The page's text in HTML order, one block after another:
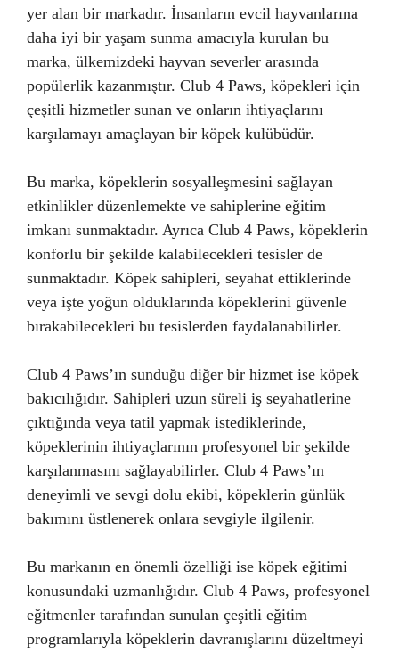
yer alan bir markadır. İnsanların evcil hayvanlarına
daha iyi bir yaşam sunma amacıyla kurulan bu
marka, ülkemizdeki hayvan severler arasında
popülerlik kazanmıştır. Club 4 Paws, köpekleri için
çeşitli hizmetler sunan ve onların ihtiyaçlarını
karşılamayı amaçlayan bir köpek kulübüdür.
Bu marka, köpeklerin sosyalleşmesini sağlayan
etkinlikler düzenlemekte ve sahiplerine eğitim
imkanı sunmaktadır. Ayrıca Club 4 Paws, köpeklerin
konforlu bir şekilde kalabilecekleri tesisler de
sunmaktadır. Köpek sahipleri, seyahat ettiklerinde
veya işte yoğun olduklarında köpeklerini güvenle
bırakabilecekleri bu tesislerden faydalanabilirler.
Club 4 Paws’ın sunduğu diğer bir hizmet ise köpek
bakıcılığıdır. Sahipleri uzun süreli iş seyahatlerine
çıktığında veya tatil yapmak istediklerinde,
köpeklerinin ihtiyaçlarının profesyonel bir şekilde
karşılanmasını sağlayabilirler. Club 4 Paws’ın
deneyimli ve sevgi dolu ekibi, köpeklerin günlük
bakımını üstlenerek onlara sevgiyle ilgilenir.
Bu markanın en önemli özelliği ise köpek eğitimi
konusundaki uzmanlığıdır. Club 4 Paws, profesyonel
eğitmenler tarafından sunulan çeşitli eğitim
programlarıyla köpeklerin davranışlarını düzeltmeyi